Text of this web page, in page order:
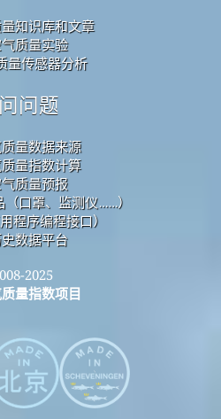
知识库和文章
质量实验
量传感器分析
问题
量数据来源
量指数计算
质量预报
口罩、监测仪……）
程序编程接口）
数据平台
2025
量指数项目